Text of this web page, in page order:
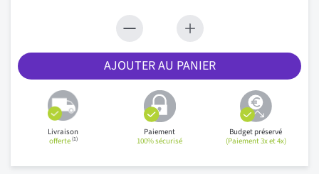
AJOUTER AU PANIER
Livraison
offerte(1)
Paiement
100% sécurisé
Budget préservé
(Paiement 3x et 4x)